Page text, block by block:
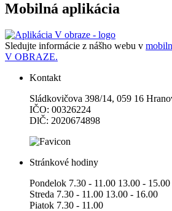
Mobilná aplikácia
Sledujte informácie z nášho webu v
V OBRAZE.
Kontakt
Sládkovičova 398/14, 059 16
IČO: 00326224
DlČ: 2020674898
Stránkové hodiny
Pondelok 7.30 - 11.00 13.00 - 15.00
Streda 7.30 - 11.00 13.00 - 16.00
Piatok 7.30 - 11.00